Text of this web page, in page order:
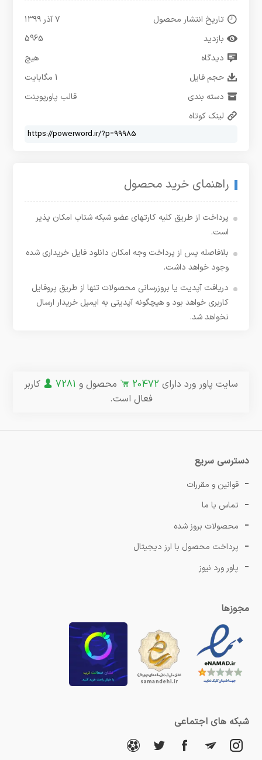
تاریخ انتشار محصول
۷ آذر ۱۳۹۹
بازدید
5965
دیدگاه
هیچ
حجم فایل
1 مگابایت
دسته بندی
قالب پاورپوینت
لینک کوتاه
راهنمای خرید محصول
پرداخت از طریق کلیه کارتهای عضو شبکه شتاب امکان پذیر
است.
بلافاصله پس از پرداخت وجه امکان دانلود فایل خریداری شده
وجود خواهد داشت.
دریافت آپدیت یا بروزرسانی محصولات تنها از طریق پروفایل
کاربری خواهد بود و هیچگونه آپدیتی به ایمیل خریدار ارسال
نخواهد شد.
سایت پاور ورد دارای 20472 محصول و 7281
کاربر
فعال است.
دسترسی سریع
قوانین و مقررات
تماس با ما
محصولات بروز شده
پرداخت محصول با ارز دیجیتال
پاور ورد نیوز
مجوزها
شبکه های اجتماعی